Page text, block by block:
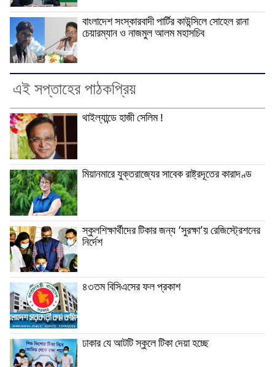
বাংলাদেশ সংস্কারবাদী পার্টির কাউন্সিলে সোহেল রানা
চেয়ারম্যান ও নাজমুল আলম মহাসচিব
এই সপ্তাহের পাঠকপ্রিয়
থাইল্যান্ডে হাজী সেলিম !
মিয়ানমারে যুক্তরাজ্যের সাবেক রাষ্ট্রদূতের কারাদণ্ড
স্কুলশিক্ষার্থীদের টিকার জন্য ‘সুরক্ষা’য় রেজিস্ট্রেশনের
নির্দেশ
৪৩তম বিসিএসের ফল প্রকাশ
ঢাকার যে আটটি স্কুলে টিকা দেয়া হচ্ছে